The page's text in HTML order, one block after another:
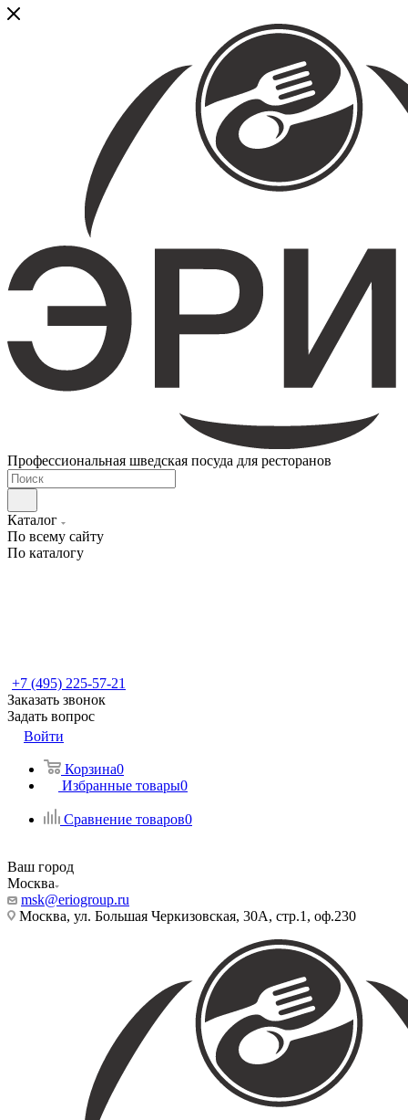
Профессиональная шведская посуда для ресторанов
Каталог
По всему сайту
По каталогу
+7 (495) 225-57-21
Заказать звонок
Задать вопрос
Войти
Корзина0
Избранные товары0
Сравнение товаров0
Ваш город
Москва
msk@eriogroup.ru
Москва, ул. Большая Черкизовская, 30А, стр.1, оф.230